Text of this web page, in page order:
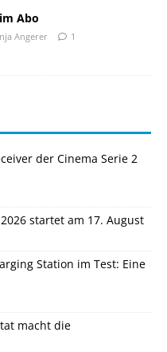
Abo
Angerer 1
der Cinema Serie 2
startet am 17. August
Station im Test: Eine
macht die